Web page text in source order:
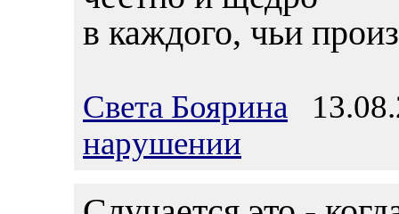
в каждого, чьи
Света Боярина
нарушении